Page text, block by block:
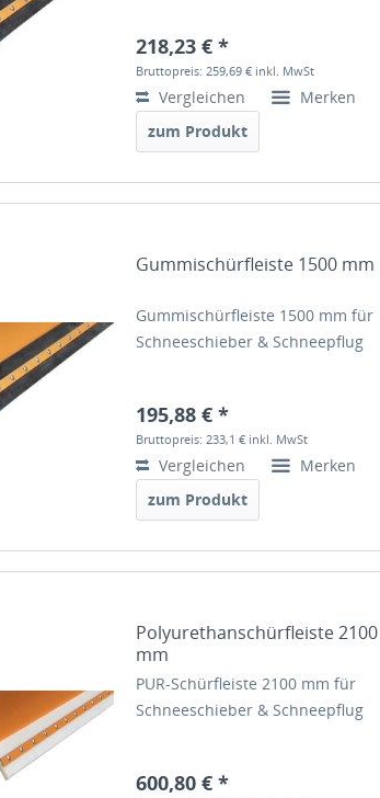
218,23 € *
Bruttopreis: 259,69 € inkl. MwSt
Vergleichen
Merken
zum Produkt
Gummischürfleiste 1500 mm
Gummischürfleiste 1500 mm für
Schneeschieber & Schneepflug
195,88 € *
Bruttopreis: 233,1 € inkl. MwSt
Vergleichen
Merken
zum Produkt
Polyurethanschürfleiste 2100
mm
PUR-Schürfleiste 2100 mm für
Schneeschieber & Schneepflug
600,80 € *